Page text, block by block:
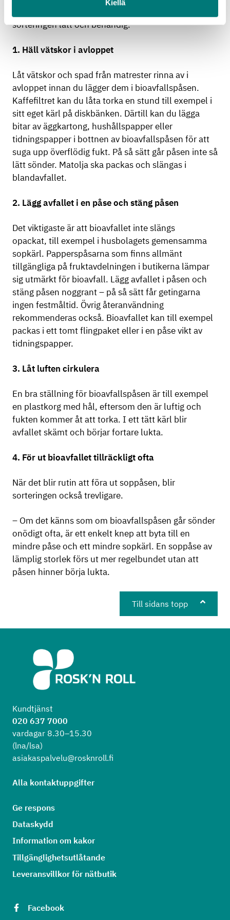
Kiellä
sorteringen lätt och behändig.
1. Häll vätskor i avloppet
Låt vätskor och spad från matrester rinna av i
avloppet innan du lägger dem i bioavfallspåsen.
Kaffefiltret kan du låta torka en stund till exempel i
sitt eget kärl på diskbänken. Därtill kan du lägga
bitar av äggkartong, hushållspapper eller
tidningspapper i bottnen av bioavfallspåsen för att
suga upp överflödig fukt. På så sätt går påsen inte så
lätt sönder. Matolja ska packas och slängas i
blandavfallet.
2. Lägg avfallet i en påse och stäng påsen
Det viktigaste är att bioavfallet inte slängs
opackat, till exempel i husbolagets gemensamma
sopkärl. Papperspåsarna som finns allmänt
tillgängliga på fruktavdelningen i butikerna lämpar
sig utmärkt för bioavfall. Lägg avfallet i påsen och
stäng påsen noggrant – på så sätt får getingarna
ingen festmåltid. Övrig återanvändning
rekommenderas också. Bioavfallet kan till exempel
packas i ett tomt flingpaket eller i en påse vikt av
tidningspapper.
3. Låt luften cirkulera
En bra ställning för bioavfallspåsen är till exempel
en plastkorg med hål, eftersom den är luftig och
fukten kommer åt att torka. I ett tätt kärl blir
avfallet skämt och börjar fortare lukta.
4. För ut bioavfallet tillräckligt ofta
När det blir rutin att föra ut soppåsen, blir
sorteringen också trevligare.
– Om det känns som om bioavfallspåsen går sönder
onödigt ofta, är ett enkelt knep att byta till en
mindre påse och ett mindre sopkärl. En soppåse av
lämplig storlek förs ut mer regelbundet utan att
påsen hinner börja lukta.
Till sidans topp
Kundtjänst
020 637 7000
vardagar 8.30–15.30
(lna/lsa)
asiakaspalvelu@rosknroll.fi
Alla kontaktuppgifter
Ge respons
Dataskydd
Information om kakor
Tillgänglighetsutlåtande
Leveransvillkor för nätbutik
Facebook